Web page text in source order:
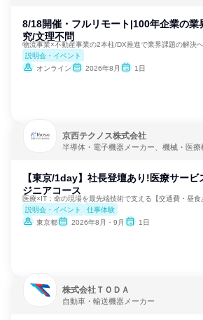
8/18開催・フルリモート|100年企業の業
究/文理不問
物流事業×不動産事業の2本柱/DX推進で業界課題の解決へ
説明会・イベント
オンライン
2026年8月 1日
京西テクノス株式会社
半導体・電子機器メーカー、機械・医療
【東京/1day】社長登壇あり!医療サービ
ジニアコース
医療×IT：命の現場を最先端技術で支える【交通費・昼食
説明会・イベント
仕事体験
東京都
2026年8月・9月 1日
株式会社ＴＯＤＡ
自動車・輸送機器メーカー